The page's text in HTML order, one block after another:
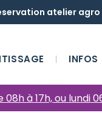
atelier agro
INFOS
à 17h, ou lundi